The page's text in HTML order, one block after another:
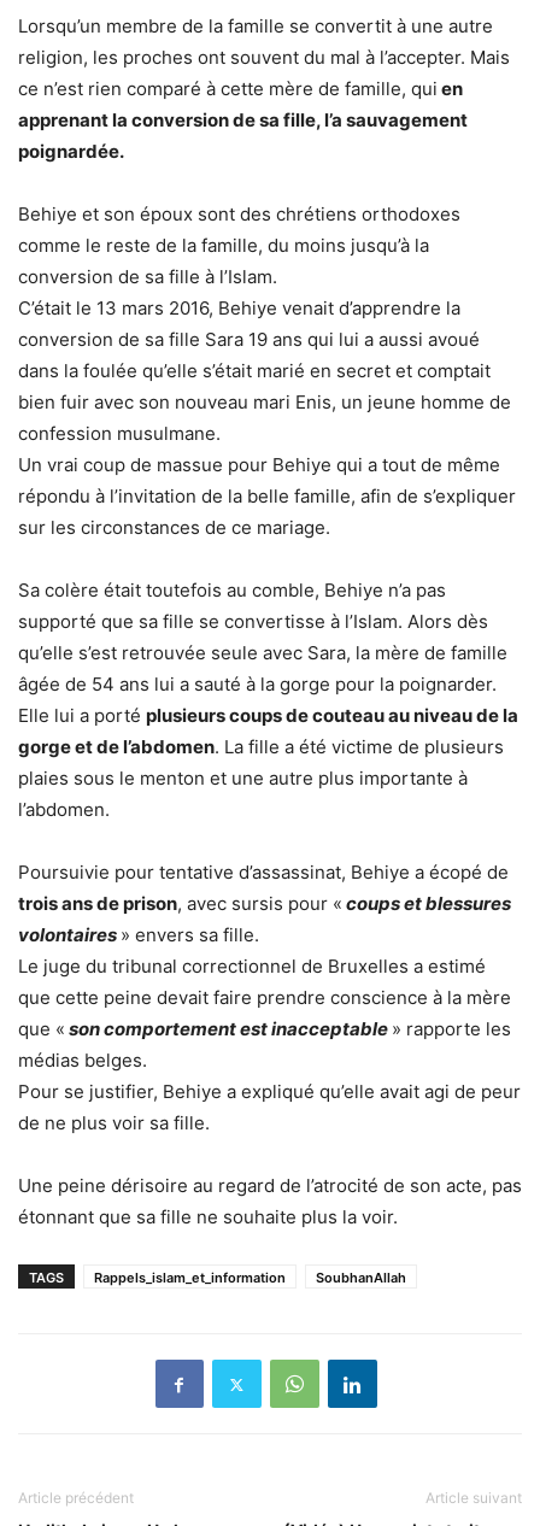
Lorsqu’un membre de la famille se convertit à une autre
religion, les proches ont souvent du mal à l’accepter. Mais
ce n’est rien comparé à cette mère de famille, qui en
apprenant la conversion de sa fille, l’a sauvagement
poignardée.
Behiye et son époux sont des chrétiens orthodoxes
comme le reste de la famille, du moins jusqu’à la
conversion de sa fille à l’Islam.
C’était le 13 mars 2016, Behiye venait d’apprendre la
conversion de sa fille Sara 19 ans qui lui a aussi avoué
dans la foulée qu’elle s’était marié en secret et comptait
bien fuir avec son nouveau mari Enis, un jeune homme de
confession musulmane.
Un vrai coup de massue pour Behiye qui a tout de même
répondu à l’invitation de la belle famille, afin de s’expliquer
sur les circonstances de ce mariage.
Sa colère était toutefois au comble, Behiye n’a pas
supporté que sa fille se convertisse à l’Islam. Alors dès
qu’elle s’est retrouvée seule avec Sara, la mère de famille
âgée de 54 ans lui a sauté à la gorge pour la poignarder.
Elle lui a porté plusieurs coups de couteau au niveau de la
gorge et de l’abdomen. La fille a été victime de plusieurs
plaies sous le menton et une autre plus importante à
l’abdomen.
Poursuivie pour tentative d’assassinat, Behiye a écopé de
trois ans de prison, avec sursis pour « coups et blessures
volontaires » envers sa fille.
Le juge du tribunal correctionnel de Bruxelles a estimé
que cette peine devait faire prendre conscience à la mère
que « son comportement est inacceptable » rapporte les
médias belges.
Pour se justifier, Behiye a expliqué qu’elle avait agi de peur
de ne plus voir sa fille.
Une peine dérisoire au regard de l’atrocité de son acte, pas
étonnant que sa fille ne souhaite plus la voir.
TAGS Rappels_islam_et_information SoubhanAllah
Article précédent Article suivant